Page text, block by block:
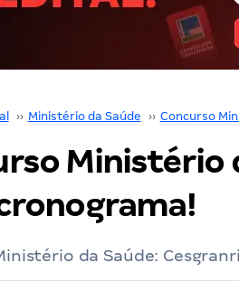
›› Ministério da Saúde ›› Concurso
Ministério
da Saúde: